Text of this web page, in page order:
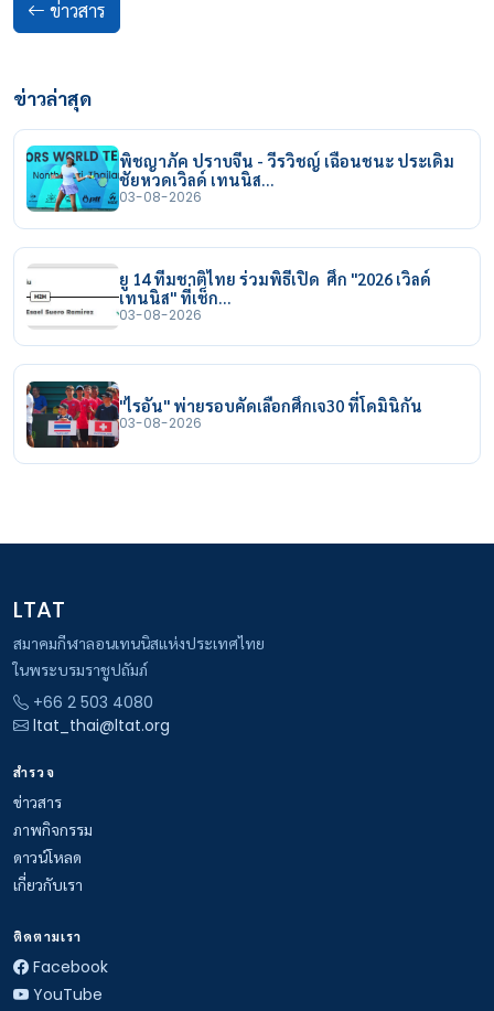
ข่าวสาร
ข่าวล่าสุด
พิชญาภัค ปราบจีน - วีรวิชญ์ เฉือนชนะ ประเดิม
ชัยหวดเวิลด์ เทนนิส…
03-08-2026
ยู 14 ทีมชาติไทย ร่วมพิธีเปิด ศึก "2026 เวิลด์
เทนนิส" ที่เช็ก…
03-08-2026
"ไรอัน" พ่ายรอบคัดเลือกศึกเจ30 ที่โดมินิกัน
03-08-2026
LTAT
สมาคมกีฬาลอนเทนนิสแห่งประเทศไทย
ในพระบรมราชูปถัมภ์
+66 2 503 4080
ltat_thai@ltat.org
สำรวจ
ข่าวสาร
ภาพกิจกรรม
ดาวน์โหลด
เกี่ยวกับเรา
ติดตามเรา
Facebook
YouTube